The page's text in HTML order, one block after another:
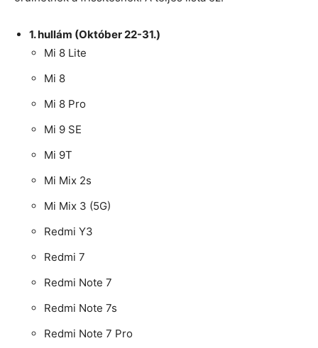
1. hullám (Október 22-31.)
Mi 8 Lite
Mi 8
Mi 8 Pro
Mi 9 SE
Mi 9T
Mi Mix 2s
Mi Mix 3 (5G)
Redmi Y3
Redmi 7
Redmi Note 7
Redmi Note 7s
Redmi Note 7 Pro